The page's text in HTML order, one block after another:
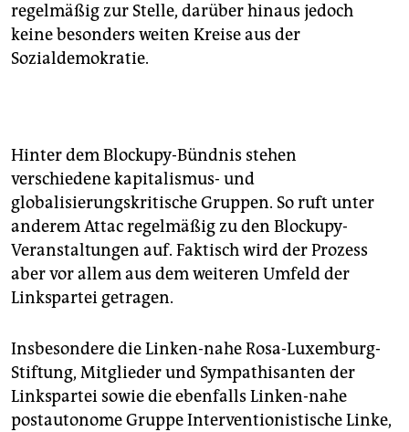
regelmäßig zur Stelle, darüber hinaus jedoch
keine besonders weiten Kreise aus der
Sozialdemokratie.
Hinter dem Blockupy-Bündnis stehen
verschiedene kapitalismus- und
globalisierungskritische Gruppen. So ruft unter
anderem Attac regelmäßig zu den Blockupy-
Veranstaltungen auf. Faktisch wird der Prozess
aber vor allem aus dem weiteren Umfeld der
Linkspartei getragen.
Insbesondere die Linken-nahe Rosa-Luxemburg-
Stiftung, Mitglieder und Sympathisanten der
Linkspartei sowie die ebenfalls Linken-nahe
postautonome Gruppe Interventionistische Linke,